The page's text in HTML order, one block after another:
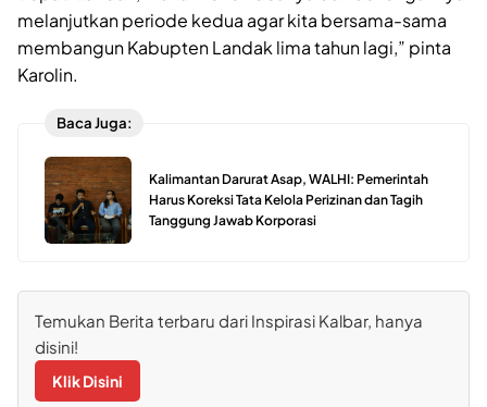
melanjutkan periode kedua agar kita bersama-sama
membangun Kabupten Landak lima tahun lagi,” pinta
Karolin.
Baca Juga:
Kalimantan Darurat Asap, WALHI: Pemerintah
Harus Koreksi Tata Kelola Perizinan dan Tagih
Tanggung Jawab Korporasi
Temukan Berita terbaru dari Inspirasi Kalbar, hanya
disini!
Klik Disini